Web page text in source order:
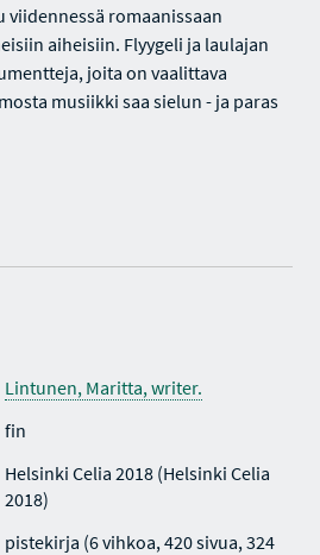
romaanissaan
aiheisiin. Flyygeli ja laulajan
joita on vaalittava
musiikki saa sielun - ja paras
Lintunen, Maritta, writer.
fin
Helsinki Celia 2018 (Helsinki Celia
2018)
pistekirja (6 vihkoa, 420 sivua, 324